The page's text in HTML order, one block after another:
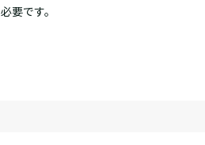
必要です。